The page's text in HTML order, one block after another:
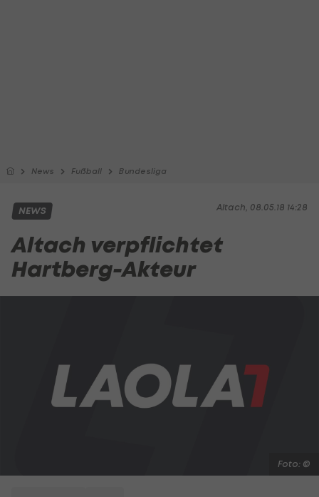
News Fußball Bundesliga
Altach, 08.05.18 14:28
NEWS
Altach verpflichtet
Hartberg-Akteur
Foto: ©